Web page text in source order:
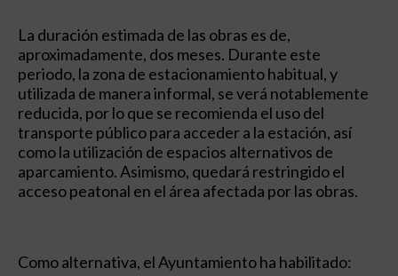
La duración estimada de las obras es de,
aproximadamente, dos meses. Durante este
periodo, la zona de estacionamiento habitual, y
utilizada de manera informal, se verá notablemente
reducida, por lo que se recomienda el uso del
transporte público para acceder a la estación, así
como la utilización de espacios alternativos de
aparcamiento. Asimismo, quedará restringido el
acceso peatonal en el área afectada por las obras.
Como alternativa, el Ayuntamiento ha habilitado: